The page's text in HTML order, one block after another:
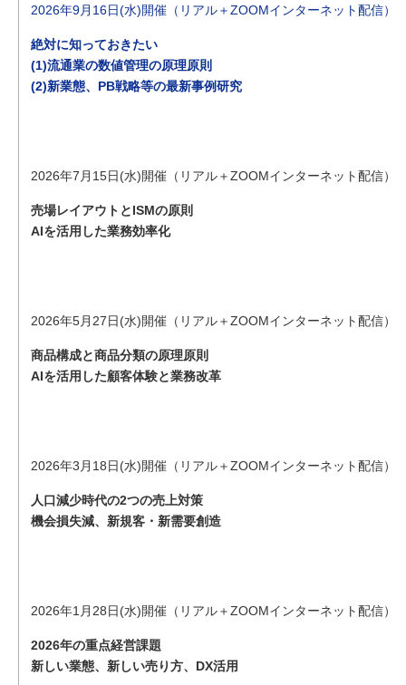
2026年9月16日(水)開催（リアル＋ZOOMインターネット配信）
絶対に知っておきたい
(1)流通業の数値管理の原理原則
(2)新業態、PB戦略等の最新事例研究
2026年7月15日(水)開催（リアル＋ZOOMインターネット配信）
売場レイアウトとISMの原則
AIを活用した業務効率化
2026年5月27日(水)開催（リアル＋ZOOMインターネット配信）
商品構成と商品分類の原理原則
AIを活用した顧客体験と業務改革
2026年3月18日(水)開催（リアル＋ZOOMインターネット配信）
人口減少時代の2つの売上対策
機会損失減、新規客・新需要創造
2026年1月28日(水)開催（リアル＋ZOOMインターネット配信）
2026年の重点経営課題
新しい業態、新しい売り方、DX活用